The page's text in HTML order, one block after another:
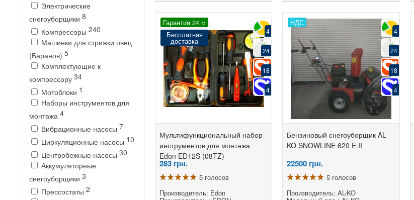
Электрические
снегоуборщики 8
Компрессоры 240
Машинки для стрижки овец
(Баранов) 5
Комплектующие к
компрессору 34
Мотоблоки 1
Наборы инструментов для
монтажа 4
Вибрационные насосы 7
Циркуляционные насосы 10
Центробежные насосы 30
Аккумуляторные
снегоуборщики 3
Прессостаты 2
Гарантия 24 м
Бесплатная
доставка
4
24
18
4
Мультифункциональный набор
инструментов для монтажа
Edon ED12S (08TZ)
283 грн.
5 голосов
Производитель: Edon
НДС
4
24
18
4
Бензиновый снегоуборщик AL-
KO SNOWLINE 620 E II
22500 грн.
5 голосов
Производитель: AL-KO